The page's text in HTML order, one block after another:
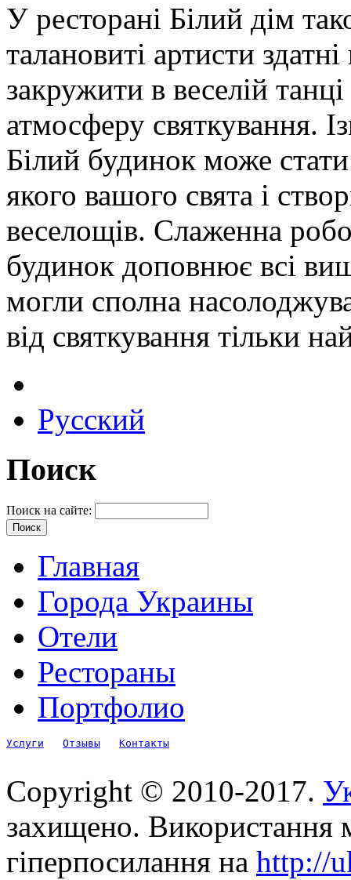
У ресторані Білий дім
талановиті артисти
закружити в веселій
атмосферу святкування.
Білий будинок може
якого вашого свята і
веселощів. Слаженна
будинок доповнює всі
могли сполна
від святкування тільки
Русский
Поиск
Поиск на сайте:
Главная
Города Украины
Отели
Рестораны
Портфолио
Услуги Отзывы Контакты
Copyright © 2010-2017.
захищено. Використання
гіперпосилання на http://